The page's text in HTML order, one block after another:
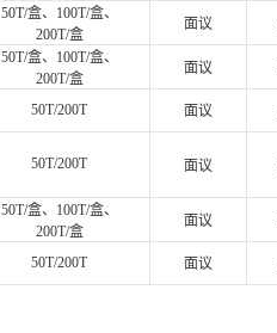
50T/盒、100T/盒、
200T/盒
面议
50T/盒、100T/盒、
200T/盒
面议
50T/200T 面议
50T/200T 面议
50T/盒、100T/盒、
200T/盒
面议
50T/200T 面议